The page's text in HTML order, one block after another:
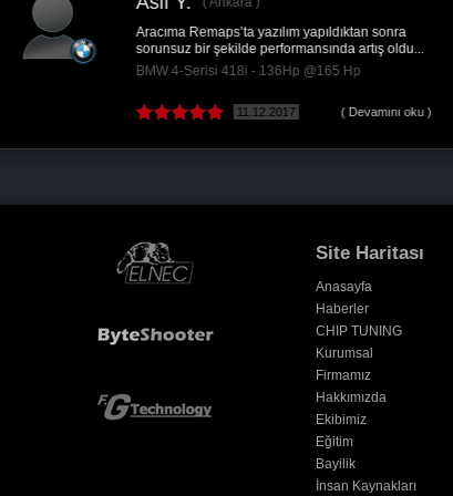
Remaps a çok teşekkür ederim. Tereddüt edenler
zaman kaybetmeyin uygulamadan sonra ne...
Volkswagen Passat 1.6 TDI CR - 120Hp @150
18.06.2017 ( Devamını oku )
Site Haritası
Anasayfa
Haberler
CHIP TUNING
Kurumsal
Firmamız
Hakkımızda
Ekibimiz
Eğitim
Bayilik
İnsan Kaynakları